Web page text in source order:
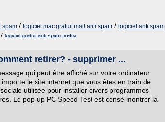
spam / logiciel mac gratuit mail anti spam / logiciel anti spam
/ logiciel gratuit anti spam firefox
retirer? - supprimer ...
qui peut être affiché sur votre ordinateur
le site internet que vous êtes en train de
utilisée pour installer divers programmes
Le pop-up PC Speed Test est censé montrer la